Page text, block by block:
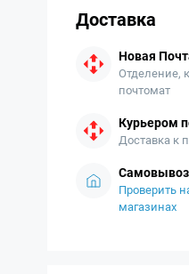
Доставка
Новая
Отделение,
почтомат
Курьером
Доставка к
Самовывоз
Проверить
магазинах